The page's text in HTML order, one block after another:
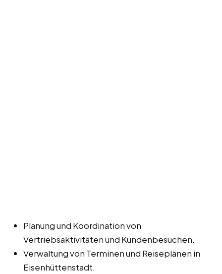
Planung und Koordination von
Vertriebsaktivitäten und Kundenbesuchen.
Verwaltung von Terminen und Reiseplänen in
Eisenhüttenstadt.